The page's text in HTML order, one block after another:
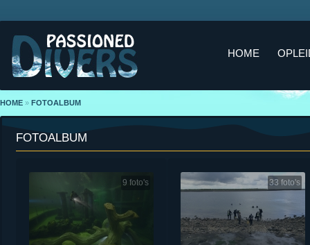
HOME
HOME » FOTOALBUM
FOTOALBUM
9 foto's 33 foto's